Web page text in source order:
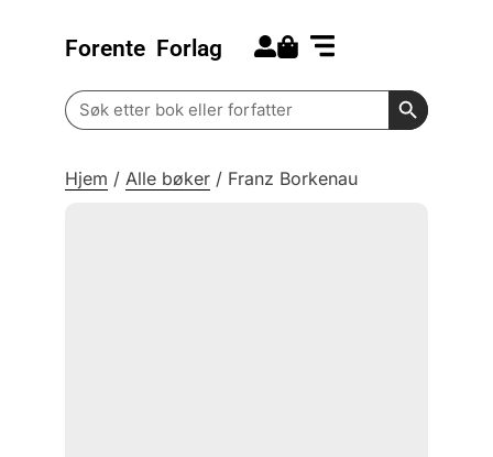
Forente Forlag
Search
for:
Search
Hjem / Alle bøker / Franz Borkenau